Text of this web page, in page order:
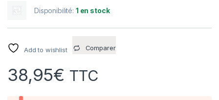
Disponibilité: 1 en stock
Add to wishlist Comparer
38,95€ TTC